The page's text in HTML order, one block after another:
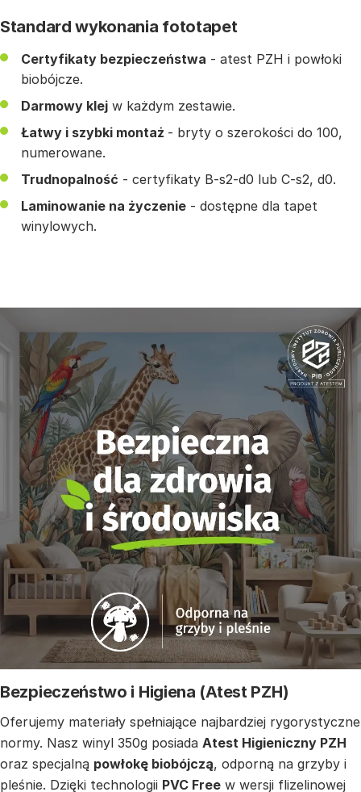
Standard wykonania fototapet
Certyfikaty bezpieczeństwa - atest PZH i powłoki
biobójcze.
Darmowy klej w każdym zestawie.
Łatwy i szybki montaż - bryty o szerokości do 100,
numerowane.
Trudnopalność - certyfikaty B-s2-d0 lub C-s2, d0.
Laminowanie na życzenie - dostępne dla tapet
winylowych.
Bezpieczeństwo i Higiena (Atest PZH)
Oferujemy materiały spełniające najbardziej rygorystyczne
normy. Nasz winyl 350g posiada Atest Higieniczny PZH
oraz specjalną powłokę biobójczą, odporną na grzyby i
pleśnie. Dzięki technologii PVC Free w wersji flizelinowej